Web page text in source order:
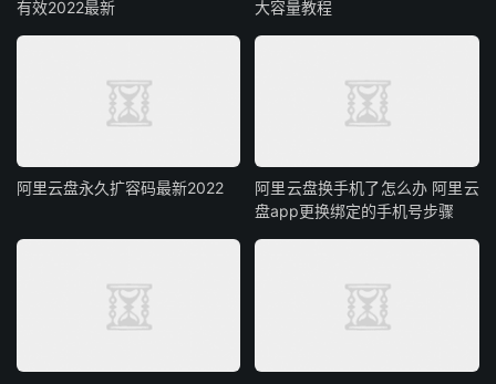
有效2022最新
大容量教程
阿里云盘永久扩容码最新2022
阿里云盘换手机了怎么办 阿里云
盘app更换绑定的手机号步骤